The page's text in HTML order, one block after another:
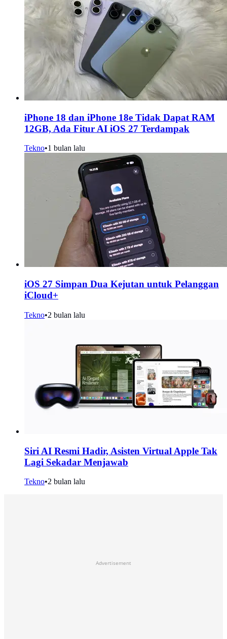
iPhone 18 dan iPhone 18e Tidak Dapat RAM
12GB, Ada Fitur AI iOS 27 Terdampak
Tekno•1 bulan lalu
iOS 27 Simpan Dua Kejutan untuk Pelanggan
iCloud+
Tekno•2 bulan lalu
Siri AI Resmi Hadir, Asisten Virtual Apple Tak
Lagi Sekadar Menjawab
Tekno•2 bulan lalu
Advertisement